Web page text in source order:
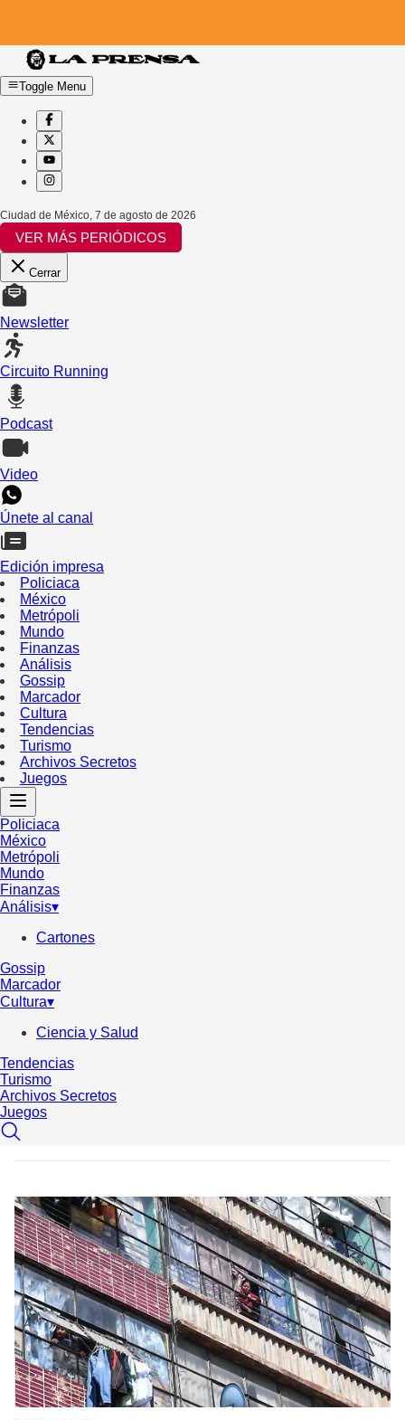
Toggle Menu
Ciudad de México 7 de agosto de 2026
VER MÁS PERIÓDICOS
Cerrar
Newsletter
Circuito Running
Podcast
Video
Únete al canal
Edición impresa
Policiaca
México
Metrópoli
Mundo
Finanzas
Análisis
Gossip
Marcador
Cultura
Tendencias
Turismo
Archivos Secretos
Juegos
Policiaca
México
Metrópoli
Mundo
Finanzas
Análisis▾
Cartones
Gossip
Marcador
Cultura▾
Ciencia y Salud
Tendencias
Turismo
Archivos Secretos
Juegos